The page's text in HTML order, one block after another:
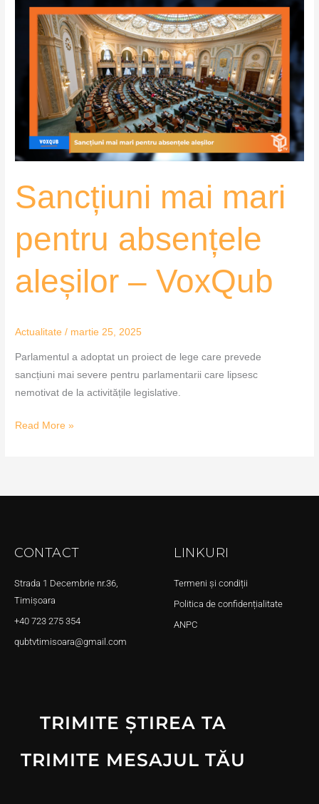
Sancțiuni mai mari
pentru absențele
aleșilor – VoxQub
Actualitate / martie 25, 2025
Parlamentul a adoptat un proiect de lege care prevede
sancțiuni mai severe pentru parlamentarii care lipsesc
nemotivat de la activitățile legislative.
Sancțiuni
pentru
absențele
aleșilor
VoxQub
Read More »
CONTACT
Strada 1 Decembrie nr.36,
Timișoara
+40 723 275 354
qubtvtimisoara@gmail.com
LINKURI
Termeni și condiții
Politica de confidențialitate
ANPC
TRIMITE ȘTIREA TA
TRIMITE MESAJUL TĂU